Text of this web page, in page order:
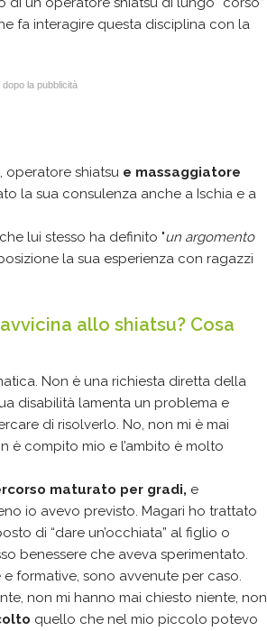
fa interagire questa disciplina con la
la pubblicità
, operatore shiatsu e massaggiatore
la sua consulenza anche a Ischia e a
lui stesso ha definito "un argomento
la sua esperienza con ragazzi
allo shiatsu? Cosa
Non è una richiesta diretta della
disabilità lamenta un problema e
di risolverlo. No, non mi è mai
è compito mio e l’ambito è molto
maturato per gradi, e
io avevo previsto. Magari ho trattato
di “dare un’occhiata” al figlio o
benessere che aveva sperimentato.
formative, sono avvenute per caso.
non mi hanno mai chiesto niente, non
quello che nel mio piccolo potevo